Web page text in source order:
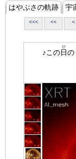
はやぶさの軌跡 宇
<<< << <
♪この日
ひ
の